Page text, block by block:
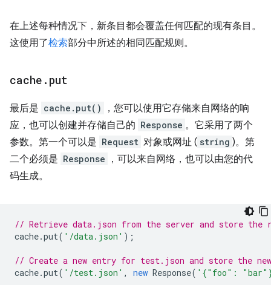
在上述每种情况下，新条目都会覆盖任何匹配的现有条目。
这使用了检索部分中所述的相同匹配规则。
cache . put
最后是 cache.put()
，您可以使用它存储来自网络的响
应，也可以创建并存储自己的 Response 。它采用了两个
参数。第一个可以是 Request 对象或网址 ( string )。第
二个必须是 Response
，可以来自网络，也可以由您的代
码生成。
// Retrieve data.json from the server and store the
cache.put( '/data.json' );
// Create a new entry for test.json and store the
cache.put( '/test.json' , new Response( '{"foo":